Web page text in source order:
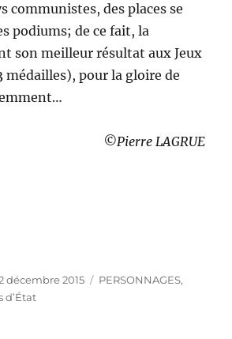
communistes, des places se
podiums; de ce fait, la
son meilleur résultat aux Jeux
médailles), pour la gloire de
©Pierre LAGRUE
décembre 2015 Catégories
PERSONNAGES,
d’État